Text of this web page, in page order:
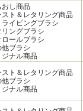
おし商品
スト＆レタリング商品
ライピングブラシ
リングブラシ
ロールブラシ
他ブラシ
ジナル商品
スト＆レタリング商品
他ブラシ
ジナル商品